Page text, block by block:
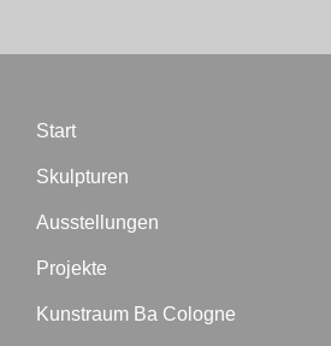
Start
Skulpturen
Ausstellungen
Projekte
Kunstraum Ba Cologne